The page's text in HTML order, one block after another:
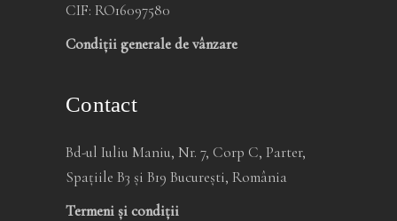
CIF: RO16097580
Condiții generale de vânzare
Contact
Bd-ul Iuliu Maniu, Nr. 7, Corp C, Parter,
Spațiile B3 și B19 București, România
Termeni și condiții